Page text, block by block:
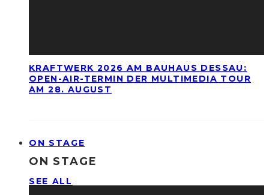
KRAFTWERK 2026 AM BAUHAUS DESSAU:
OPEN-AIR-TERMIN DER MULTIMEDIA TOUR
AM 28. AUGUST
ON STAGE
ON STAGE
SEE ALL